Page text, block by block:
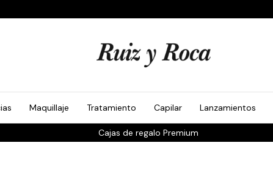
Cajas de regalo Premium
Maquillaje Tratamiento Capilar Lanzamientos